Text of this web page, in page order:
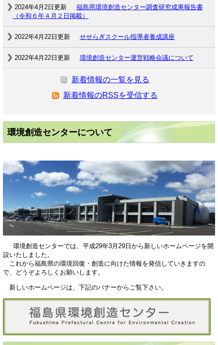
2024年4月2日更新
福島県環境創造センター調査研究成果報告書
（令和６年４月２日掲載）
2022年4月22日更新 せせらぎスクール指導者養成講座
2022年4月22日更新 環境創造センター運営戦略会議について
新着情報の一覧を見る
新着情報のRSSを受信する
環境創造センターについて
環境創造センターでは、平成29年3月29日から新しいホームページを開
設いたしました。
これから福島県の環境回復・創造に向けた情報を発信していきますの
で、どうぞよろしくお願いします。
新しいホームページは、下記のバナーからご覧下さい。